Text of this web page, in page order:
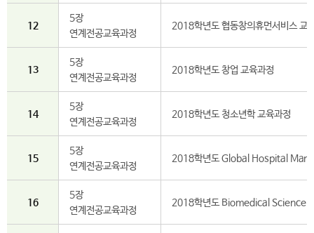
12
5장
연계전공교육과정
2018학년도 협동창의휴먼서비스 교
13
5장
연계전공교육과정
2018학년도 창업 교육과정
14
5장
연계전공교육과정
2018학년도 청소년학 교육과정
15
5장
연계전공교육과정
2018학년도 Global Hospital
16
5장
연계전공교육과정
2018학년도 Biomedical Science